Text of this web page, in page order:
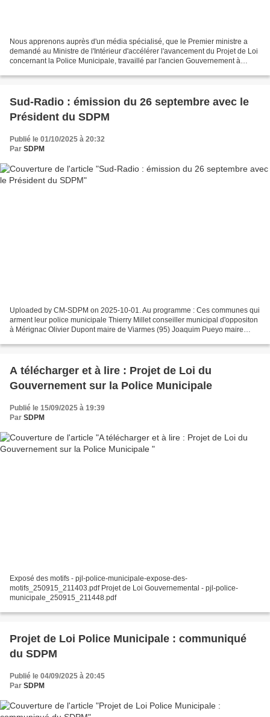
Nous apprenons auprès d'un média spécialisé, que le Premier ministre a
demandé au Ministre de l'Intérieur d'accélérer l'avancement du Projet de Loi
concernant la Police Municipale, travaillé par l'ancien Gouvernement à
Sud-Radio : émission du 26 septembre avec le
Président du SDPM
Publié le 01/10/2025 à 20:32
Par SDPM
Uploaded by CM-SDPM on 2025-10-01. Au programme : Ces communes qui
arment leur police municipale Thierry Millet conseiller municipal d'oppositon
à Mérignac Olivier Dupont maire de Viarmes (95) Joaquim Pueyo maire
A télécharger et à lire : Projet de Loi du
Gouvernement sur la Police Municipale
Publié le 15/09/2025 à 19:39
Par SDPM
Exposé des motifs - pjl-police-municipale-expose-des-
motifs_250915_211403.pdf Projet de Loi Gouvernemental - pjl-police-
municipale_250915_211448.pdf
Projet de Loi Police Municipale : communiqué
du SDPM
Publié le 04/09/2025 à 20:45
Par SDPM